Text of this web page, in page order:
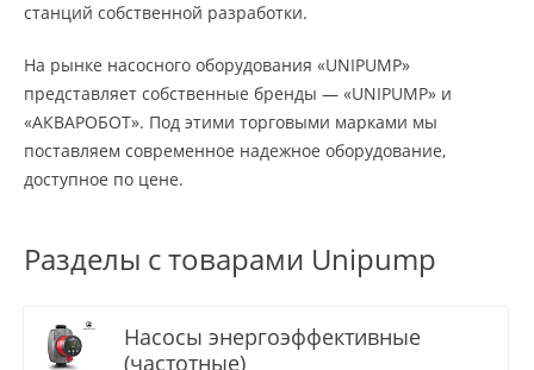
станций собственной разработки.
На рынке насосного оборудования «UNIPUMP»
представляет собственные бренды — «UNIPUMP» и
«АКВАРОБОТ». Под этими торговыми марками мы
поставляем современное надежное оборудование,
доступное по цене.
Разделы с товарами Unipump
Насосы энергоэффективные
(частотные)